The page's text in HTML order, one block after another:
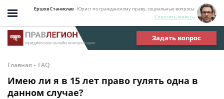
Ершов Станислав- Юрист по гражданскому праву, социальные вопросы
Спросить юриста
Задать вопрос
Главная - FAQ
Имею ли я в 15 лет право гулять одна в
данном случае?